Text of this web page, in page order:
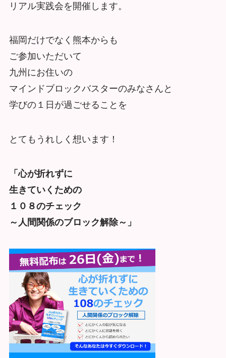
リアル実践会を開催します。
福岡だけでなく熊本からも
ご参加いただいて
九州にお住いの
マインドブロックバスターのみなさんと
学びの１日が過ごせることを
とてもうれしく想います！
「心が折れずに
生きていくための
１０８のチェック
～人間関係のブロック解除～」